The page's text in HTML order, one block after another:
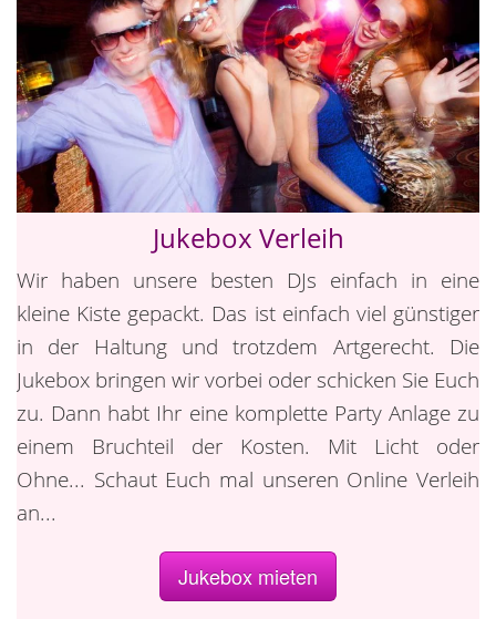
Jukebox Verleih
Wir haben unsere besten DJs einfach in eine
kleine Kiste gepackt. Das ist einfach viel günstiger
in der Haltung und trotzdem Artgerecht. Die
Jukebox bringen wir vorbei oder schicken Sie Euch
zu. Dann habt Ihr eine komplette Party Anlage zu
einem Bruchteil der Kosten. Mit Licht oder
Ohne... Schaut Euch mal unseren Online Verleih
an...
Jukebox mieten